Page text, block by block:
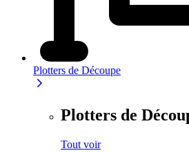
Plotters de Découpe
Plotters de
Tout voir